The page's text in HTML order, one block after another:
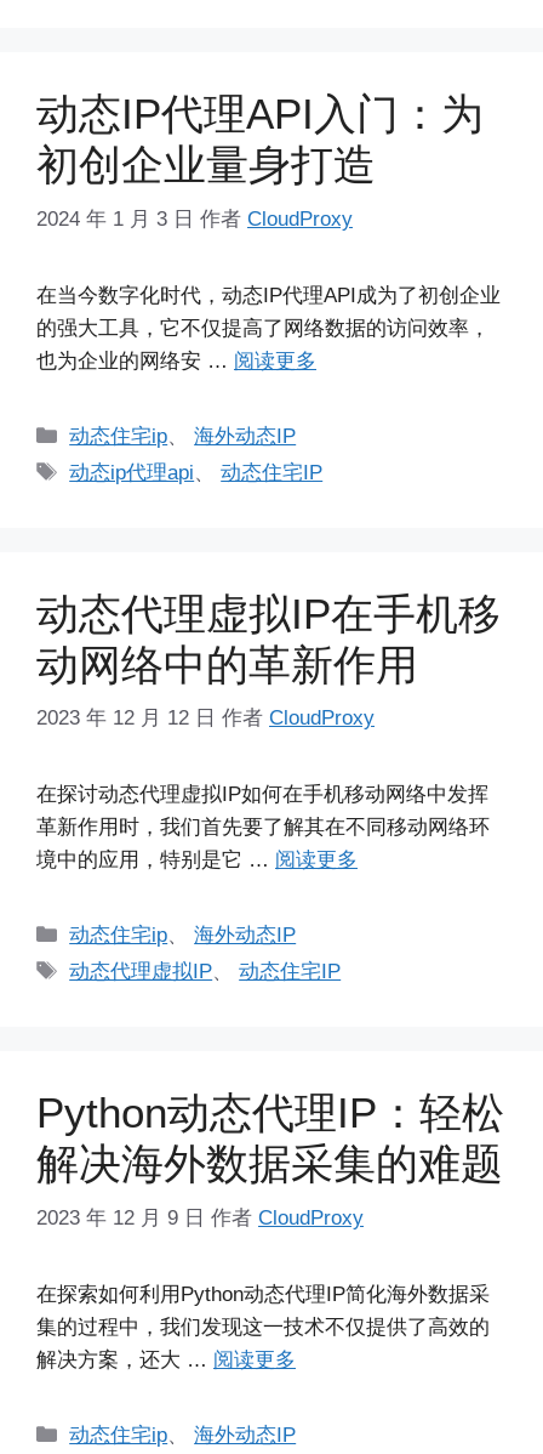
动态IP代理API入门：为
初创企业量身打造
2024 年 1 月 3 日 作者 CloudProxy
在当今数字化时代，动态IP代理API成为了初创企业
的强大工具，它不仅提高了网络数据的访问效率，
也为企业的网络安 … 阅读更多
分
类
动态住宅ip、海外动态IP
标
动态ip代理api、动态住宅IP
动态代理虚拟IP在手机移
动网络中的革新作用
2023 年 12 月 12 日 作者 CloudProxy
在探讨动态代理虚拟IP如何在手机移动网络中发挥
革新作用时，我们首先要了解其在不同移动网络环
境中的应用，特别是它 … 阅读更多
分
类
动态住宅ip、海外动态IP
标
动态代理虚拟IP、动态住宅IP
Python动态代理IP：轻松
解决海外数据采集的难题
2023 年 12 月 9 日 作者 CloudProxy
在探索如何利用Python动态代理IP简化海外数据采
集的过程中，我们发现这一技术不仅提供了高效的
解决方案，还大 … 阅读更多
分
动态住宅ip、海外动态IP